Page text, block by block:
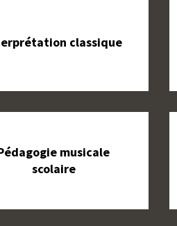
classique
musicale
scolaire